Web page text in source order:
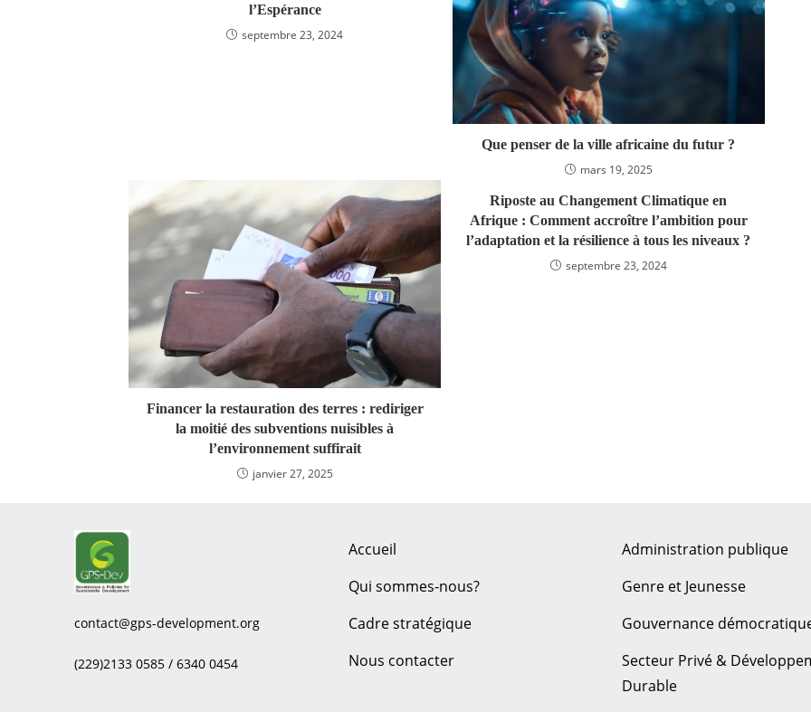
l’Espérance
septembre 23, 2024
Que penser de la ville africaine du futur ?
mars 19, 2025
Financer la restauration des terres : rediriger
la moitié des subventions nuisibles à
l’environnement suffirait
janvier 27, 2025
Riposte au Changement Climatique en
Afrique : Comment accroître l’ambition pour
l’adaptation et la résilience à tous les niveaux ?
septembre 23, 2024
contact@gps-development.org
(229)2133 0585 / 6340 0454
Accueil
Qui sommes-nous?
Cadre stratégique
Nous contacter
Administration publique
Genre et Jeunesse
Gouvernance
Secteur Privé &
Durable